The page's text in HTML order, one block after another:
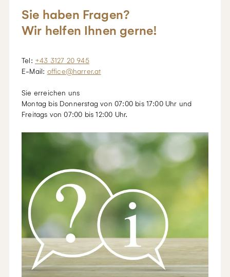
Sie haben Fragen?
Wir helfen Ihnen gerne!
Tel: +43 3127 20 945
E-Mail: office@harrer.at
Sie erreichen uns
Montag bis Donnerstag von 07:00 bis 17:00 Uhr und
Freitags von 07:00 bis 12:00 Uhr.